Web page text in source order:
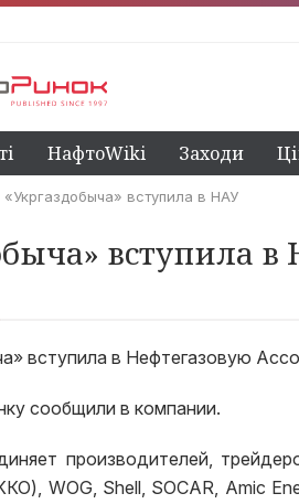
НафтоWiki Заходи
«Укргаздобыча» вступила в НАУ
вступила в
вступила в Нефтегазовую
сообщили в компании.
производителей,
WOG, Shell, SOCAR, Amic